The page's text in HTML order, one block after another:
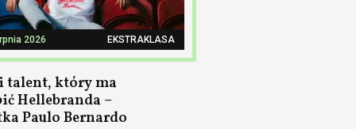
2026 EKSTRAKLASA
talent, który ma
Hellebranda –
Paulo Bernardo